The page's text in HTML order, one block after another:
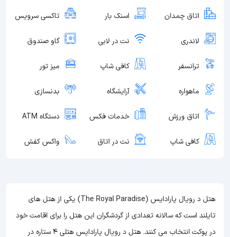
اتاق چمدان اسنک بار تاکسی سرویس
لاندری نت در لابی گاو صندوق
ترانسفر کافی شاپ میز تور
ماهواره آرایشگاه بدنسازی
اتاق ورزش خدمات فکس دستگاه ATM
کافی شاپ نت در اتاق واکس کفش
هتل د رویال پارادایس (The Royal Paradise) یکی از هتل های
تایلند است که سالانه تعدادی از گردشگران این هتل را برای اقامت خود
در پوکت انتخاب می کنند. هتل د رویال پارادایس هتلی 4 ستاره در